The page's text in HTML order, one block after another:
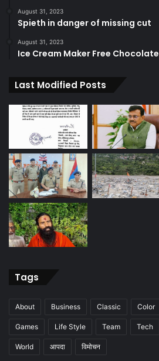
August 31, 2023
Spieth in danger of missing cut
August 31, 2023
Ice Cream Maker Free Chocolate
Last Modified Posts
Tags
About Business Classic Color
Games Life Style Team Tech
World आपदा विमोचन